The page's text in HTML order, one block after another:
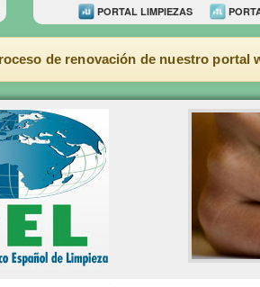
PORTAL LIMPIEZAS
de renovación de nuestro portal